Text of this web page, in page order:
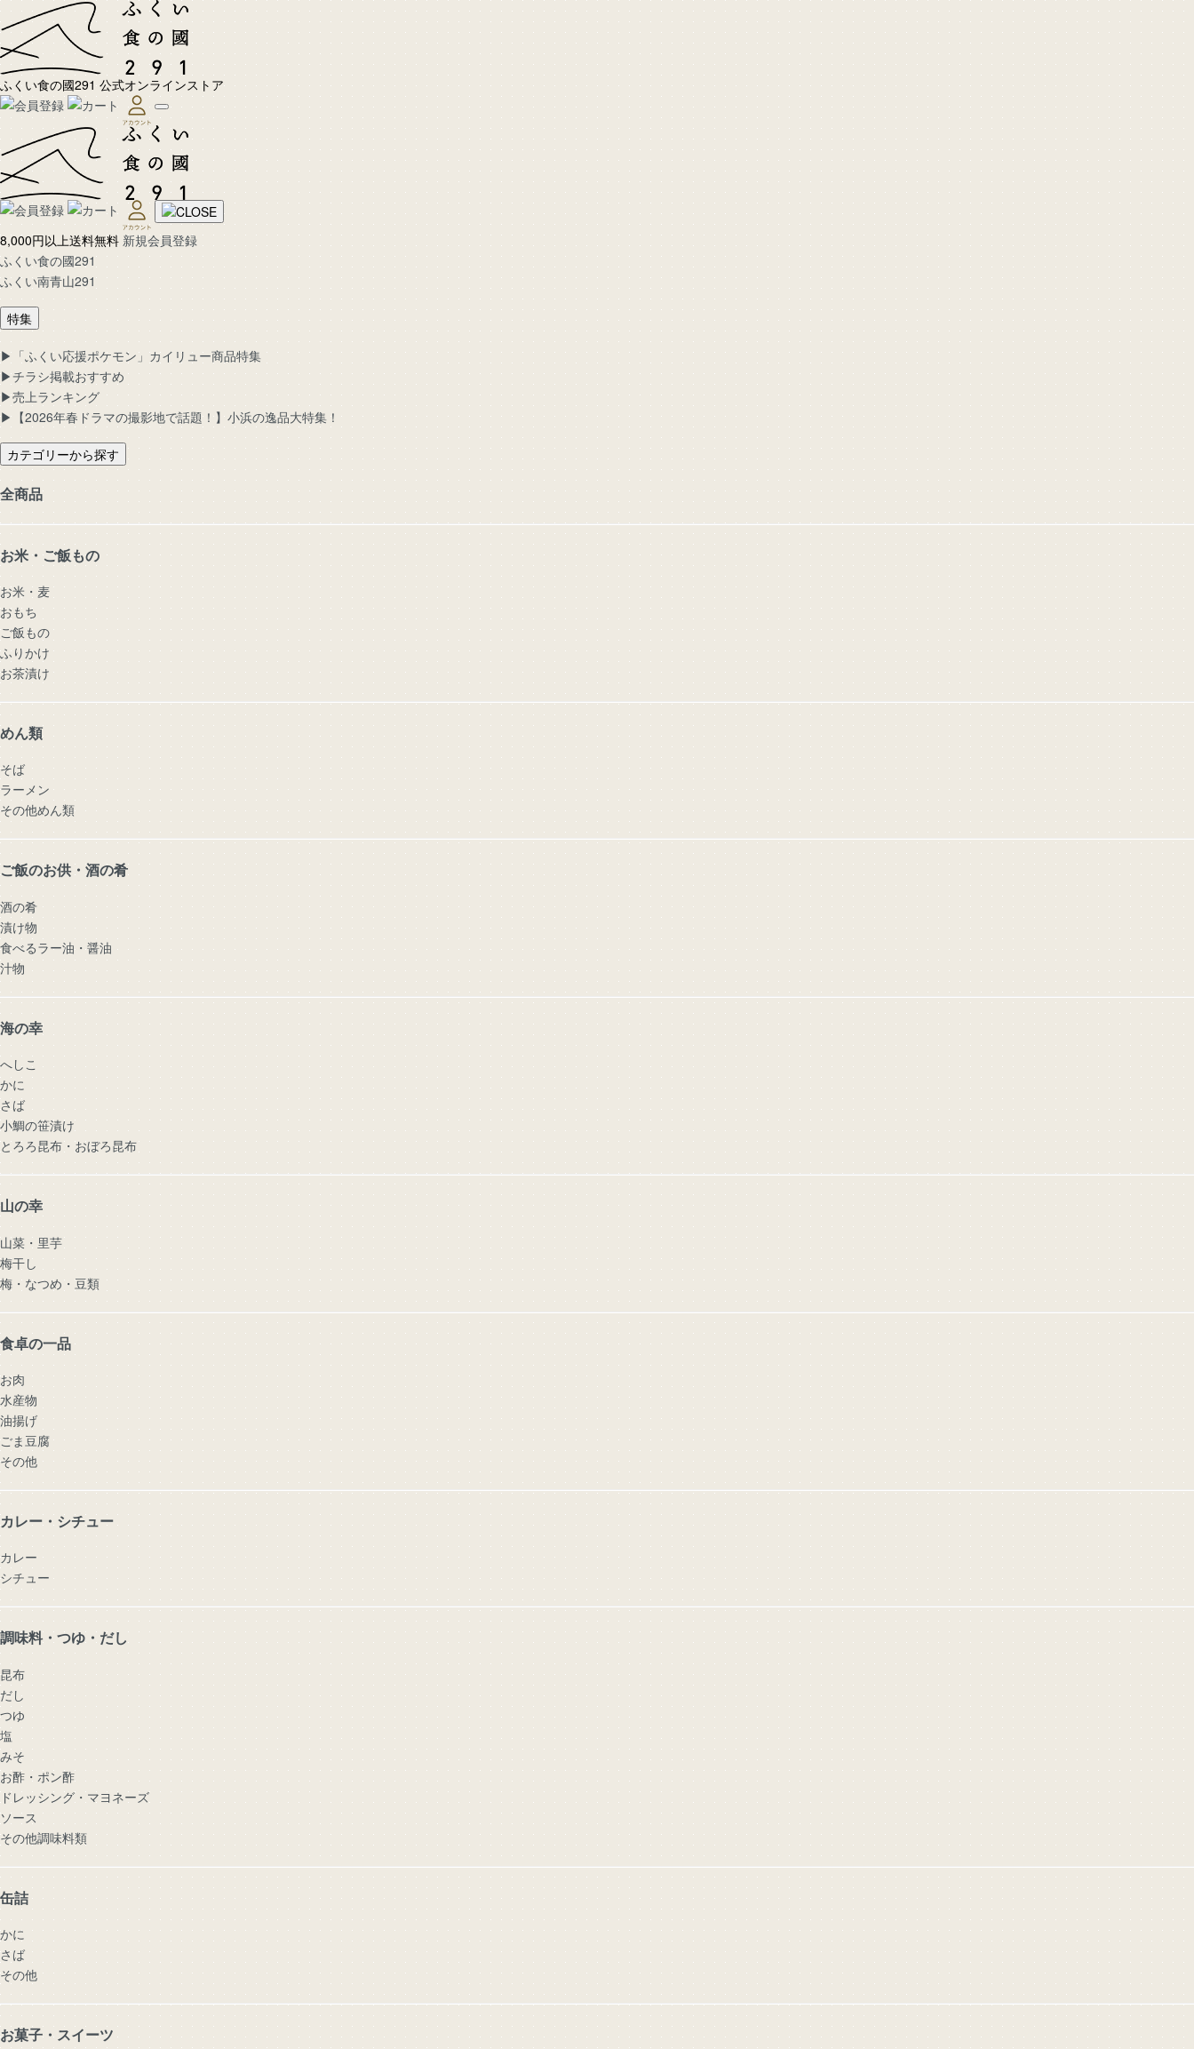
ふくい食の國291 公式オンラインストア
8,000円以上送料無料 新規会員登録
ふくい食の國291
ふくい南青山291
特集
▶︎「ふくい応援ポケモン」カイリュー商品特集
▶︎チラシ掲載おすすめ
▶︎売上ランキング
▶︎【2026年春ドラマの撮影地で話題！】小浜の逸品大特集！
カテゴリーから探す
全商品
お米・ご飯もの
お米・麦
おもち
ご飯もの
ふりかけ
お茶漬け
めん類
そば
ラーメン
その他めん類
ご飯のお供・酒の肴
酒の肴
漬け物
食べるラー油・醤油
汁物
海の幸
へしこ
かに
さば
小鯛の笹漬け
とろろ昆布・おぼろ昆布
山の幸
山菜・里芋
梅干し
梅・なつめ・豆類
食卓の一品
お肉
水産物
油揚げ
ごま豆腐
その他
カレー・シチュー
カレー
シチュー
調味料・つゆ・だし
昆布
だし
つゆ
塩
みそ
お酢・ポン酢
ドレッシング・マヨネーズ
ソース
その他調味料類
缶詰
かに
さば
その他
お菓子・スイーツ